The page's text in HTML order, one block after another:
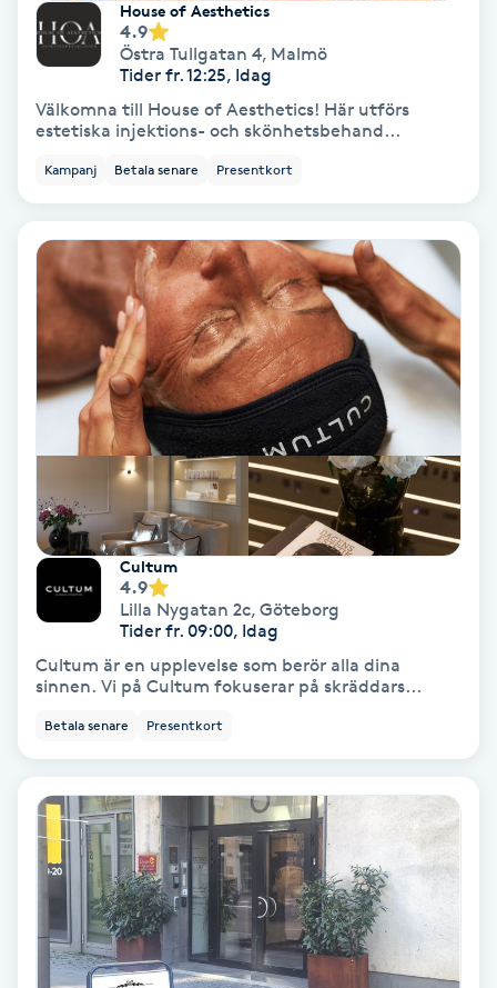
Headspa
Healing
Herrklippning
HIFU
Hollywood Peel
Hot Stone Massage
Hot yoga
Hudföryngring
Huduppstramning
Hudvård
Hyaluronsyra
Hyperhidros
Hypnos
Hårborttagning
Hårbottenbehandling
Hårförlängning
House of Aesthetics
4.9
Östra Tullgatan 4, Malmö
Tider fr. 12:25, Idag
Välkomna till House of Aesthetics! Här utförs
estetiska injektions- och skönhetsbehand...
Kampanj Betala senare Presentkort
Cultum
4.9
Lilla Nygatan 2c, Göteborg
Tider fr. 09:00, Idag
Cultum är en upplevelse som berör alla dina
sinnen. Vi på Cultum fokuserar på skräddars...
Betala senare Presentkort